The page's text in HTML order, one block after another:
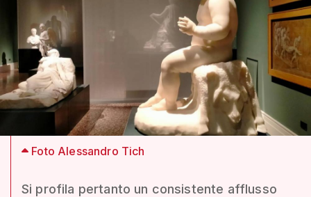
Foto Alessandro Tich
Si profila pertanto un consistente afflusso